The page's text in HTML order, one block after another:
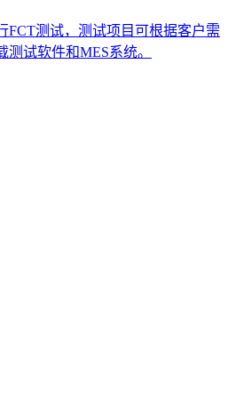
FCT测试，测试项目可根据客户需
试软件和MES系统。